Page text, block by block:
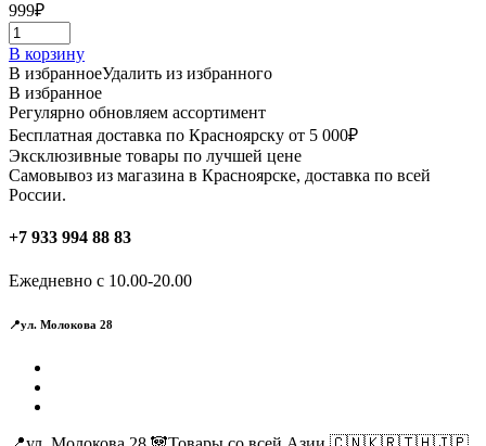
999₽
В корзину
В избранноеУдалить из избранного
В избранное
Регулярно обновляем ассортимент
Бесплатная доставка по Красноярску от 5 000₽
Эксклюзивные товары по лучшей цене
Самовывоз из магазина в Красноярске, доставка по всей
России.
+7 933 994 88 83
Ежедневно с 10.00-20.00
📍ул. Молокова 28